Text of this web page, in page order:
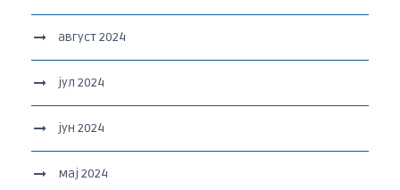
август 2024
јул 2024
јун 2024
мај 2024